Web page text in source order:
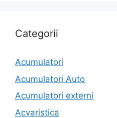
Categorii
Acumulatori
Acumulatori Auto
Acumulatori externi
Acvaristica